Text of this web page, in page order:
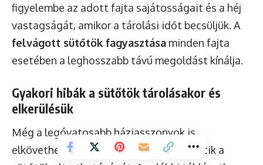
figyelembe az adott fajta sajátosságait és a héj
vastagságát, amikor a tárolási időt becsüljük. A
felvágott sütőtök fagyasztása minden fajta
esetében a leghosszabb távú megoldást kínálja.
Gyakori hibák a sütőtök tárolásakor és
elkerülésük
Még a legóvatosabb háziasszonyok is
elkövethetnek hibákat, amelyek lerövidítik a